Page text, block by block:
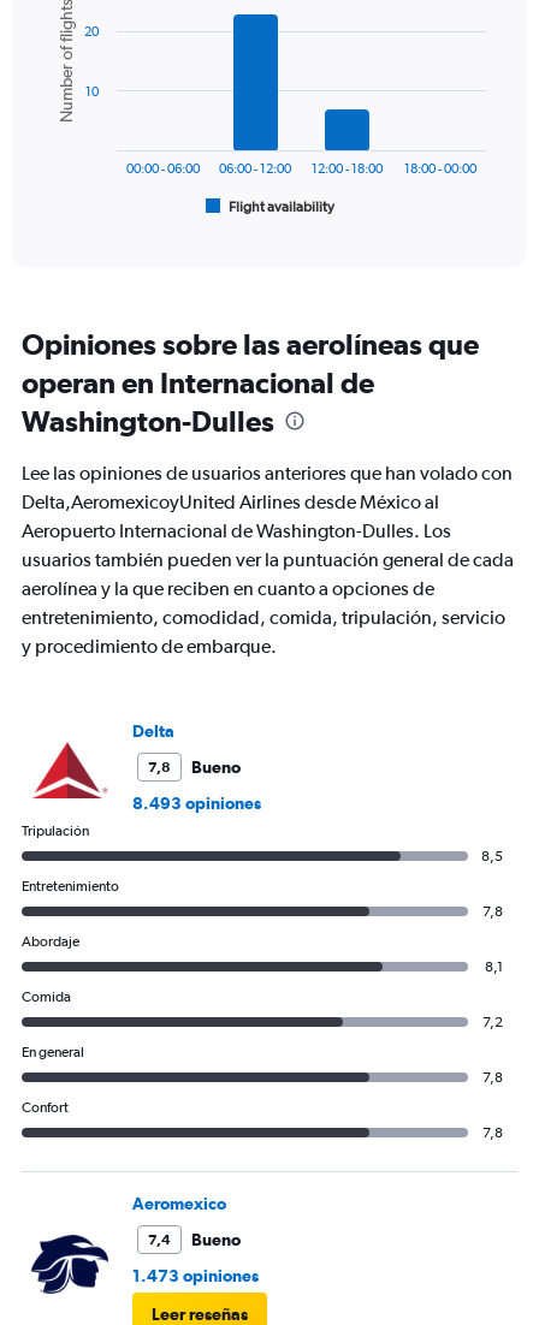
displaying
values.
Range:
chart
with
bars.
The
categories.
chart
has
axis
displaying
Number
of
flights.
Range:
0
to
graphic.
Number of flights
Flight availability
00:00 - 06:00 06:00 - 12:00 12:00 - 18:00 18:00 - 00:00
10
20
Opiniones sobre las aerolíneas que
operan en Internacional de
Washington-Dulles
Lee las opiniones de usuarios anteriores que han volado con
Delta,AeromexicoyUnited Airlines desde México al
Aeropuerto Internacional de Washington-Dulles. Los
usuarios también pueden ver la puntuación general de cada
aerolínea y la que reciben en cuanto a opciones de
entretenimiento, comodidad, comida, tripulación, servicio
y procedimiento de embarque.
Delta
7,8
Bueno
8.493 opiniones
Tripulación
8,5
Entretenimiento
7,8
Abordaje
8,1
Comida
7,2
En general
7,8
Confort
7,8
Aeromexico
7,4
Bueno
1.473 opiniones
Leer reseñas